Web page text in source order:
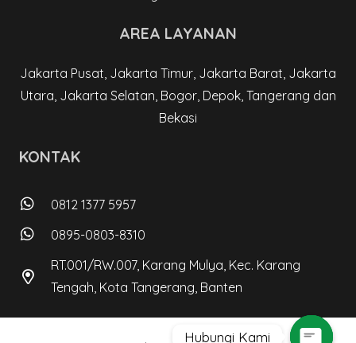
AREA LAYANAN
Jakarta Pusat, Jakarta Timur, Jakarta Barat, Jakarta
Utara, Jakarta Selatan, Bogor, Depok, Tangerang dan
Bekasi
KONTAK
0812 1377 5957
0895-0803-8310
RT.001/RW.007, Karang Mulya, Kec. Karang
Tengah, Kota Tangerang, Banten
Hubungi Kami